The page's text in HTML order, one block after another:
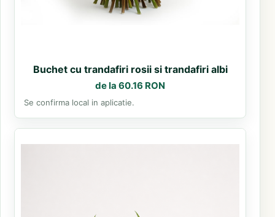
Buchet cu trandafiri rosii si trandafiri albi
de la 60.16 RON
Se confirma local in aplicatie.